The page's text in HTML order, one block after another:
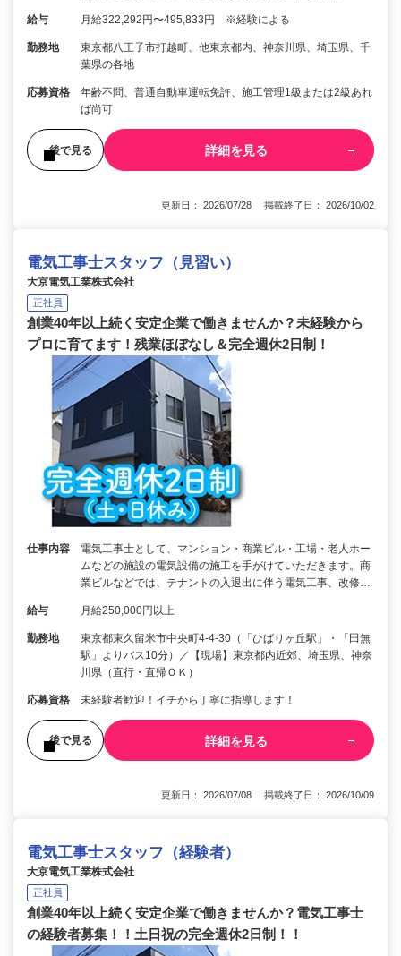
給与 月給322,292円〜495,833円 ※経験による
勤務地
東京都八王子市打越町、他東京都内、神奈川県、埼玉県、千
葉県の各地
応募資格
年齢不問、普通自動車運転免許、施工管理1級または2級あれ
ば尚可
後で見る 詳細を見る
更新日： 2026/07/28 掲載終了日： 2026/10/02
電気工事士スタッフ（見習い）
大京電気工業株式会社
正社員
創業40年以上続く安定企業で働きませんか？未経験から
プロに育てます！残業ほぼなし＆完全週休2日制！
仕事内容
電気工事士として、マンション・商業ビル・工場・老人ホー
ムなどの施設の電気設備の施工を手がけていただきます。商
業ビルなどでは、テナントの入退出に伴う電気工事、改修…
給与 月給250,000円以上
勤務地
東京都東久留米市中央町4-4-30（「ひばりヶ丘駅」・「田無
駅」よりバス10分）／【現場】東京都内近郊、埼玉県、神奈
川県（直行・直帰ＯＫ）
応募資格 未経験者歓迎！イチから丁寧に指導します！
後で見る 詳細を見る
更新日： 2026/07/08 掲載終了日： 2026/10/09
電気工事士スタッフ（経験者）
大京電気工業株式会社
正社員
創業40年以上続く安定企業で働きませんか？電気工事士
の経験者募集！！土日祝の完全週休2日制！！